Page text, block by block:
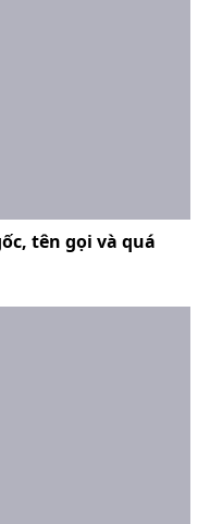
tên gọi và quá